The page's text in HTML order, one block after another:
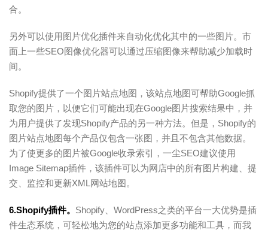
合。
另外可以使用图片优化插件来自动化优化其中的一些图片。市
面上一些SEO图像优化器可以通过压缩图像来帮助减少加载时
间。
Shopify提供了一个图片站点地图，该站点地图可帮助Google抓
取您的图片，以便它们可能出现在Google图片搜索结果中，并
为用户提供了发现Shopify产品的另一种方法。但是，Shopify的
图片站点地图每个产品仅包含一张图，并且不包含其他数据。
为了使更多的图片被Google收录索引，一尘SEO建议使用
Image Sitemap插件，该插件可以为网店中的所有图片构建、提
交、监控和更新XML网站地图。
6.Shopify插件。 Shopify、WordPress之类的平台一大优势是插
件生态系统，可轻松地为您的站点添加更多功能和工具，而我